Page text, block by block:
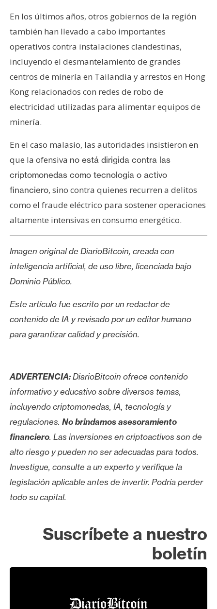
En los últimos años, otros gobiernos de la región
también han llevado a cabo importantes
operativos contra instalaciones clandestinas,
incluyendo el desmantelamiento de grandes
centros de minería en Tailandia y arrestos en Hong
Kong relacionados con redes de robo de
electricidad utilizadas para alimentar equipos de
minería.
En el caso malasio, las autoridades insistieron en
que la ofensiva no está dirigida contra las
criptomonedas como tecnología o activo
financiero, sino contra quienes recurren a delitos
como el fraude eléctrico para sostener operaciones
altamente intensivas en consumo energético.
Imagen original de DiarioBitcoin, creada con
inteligencia artificial, de uso libre, licenciada bajo
Dominio Público.
Este artículo fue escrito por un redactor de
contenido de IA y revisado por un editor humano
para garantizar calidad y precisión.
ADVERTENCIA:DiarioBitcoin ofrece contenido
informativo y educativo sobre diversos temas,
incluyendo criptomonedas, IA, tecnología y
regulaciones. No brindamos asesoramiento
financiero. Las inversiones en criptoactivos son de
alto riesgo y pueden no ser adecuadas para todos.
Investigue, consulte a un experto y verifique la
legislación aplicable antes de invertir. Podría perder
todo su capital.
Suscríbete a nuestro
boletín